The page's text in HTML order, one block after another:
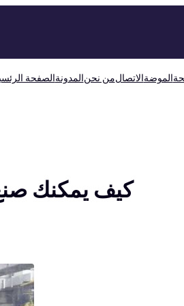
الصفحةالمدونةمن نحنالاتصالالموضة
كيف يمكنك